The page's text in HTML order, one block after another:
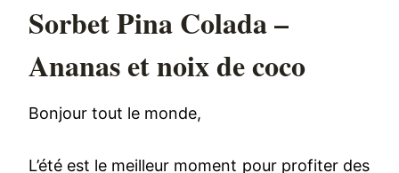
Sorbet Pina Colada –
Ananas et noix de coco
Bonjour tout le monde,
L’été est le meilleur moment pour profiter des